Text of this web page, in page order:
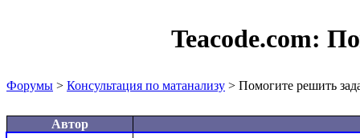
Teacode.com:
Форумы > Консультация по матанализу > Помогите решить
Автор